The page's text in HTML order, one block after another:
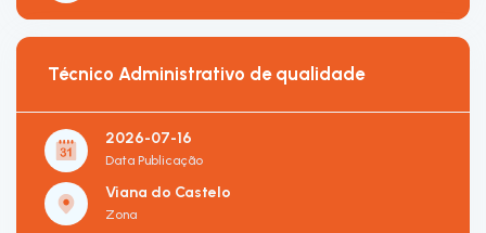
Técnico Administrativo de qualidade
2026-07-16
Data Publicação
Viana do Castelo
Zona